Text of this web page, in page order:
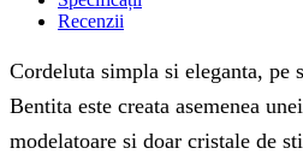
Recenzii
Cordeluta simpla si eleganta, pe
Bentita este creata asemenea
modelatoare si doar cristale de